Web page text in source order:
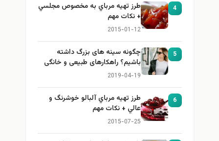
4
طرز تهيه مرباي به مخصوص مجلسي
+ نكات مهم
2015-01-12
5
چگونه سینه های بزرگ داشته
باشیم؟ راهکارهای طبیعی و خانگی
برای بزرگ کردن سینه
2019-04-19
6
طرز تهيه مرباي آلبالو خوشرنگ و
عالي + نكات مهم
2015-07-25